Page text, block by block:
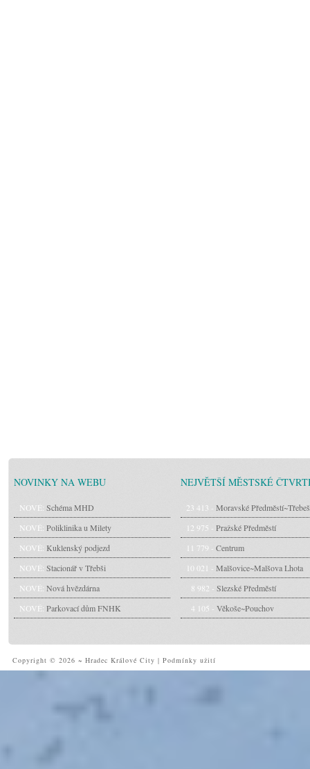
NOVINKY NA WEBU
NOVÉ: Schéma MHD
NOVÉ: Poliklinika u Milety
NOVÉ: Kuklenský podjezd
NOVÉ: Stacionář v Třebši
NOVÉ: Nová hvězdárna
NOVÉ: Parkovací dům FNHK
NEJVĚTŠÍ MĚSTSKÉ
23 413 - Moravské Předměstí~Třebeš
12 975 - Pražské Předměstí
11 779 - Centrum
10 021 - Malšovice~Malšova Lhota
8 982 - Slezské Předměstí
4 105 - Věkoše~Pouchov
Copyright © 2026 ~ Hradec Králové City | Podmínky užití